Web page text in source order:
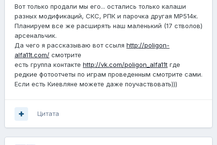
Вот только продали мы его... остались только калаши
разных модификаций, СКС, РПК и парочка другая МР514к.
Планируем все же расширять наш маленький (17 стволов)
арсенальчик.
Да чего я рассказываю вот ссыля http://poligon-
alfa11t.com/ смотрите
есть группа контакте http://vk.com/poligon_alfa11t где
редкие фотоотчеты по играм проведенным смотрите сами.
Если есть Киевляне можете даже поучаствовать)))
Цитата